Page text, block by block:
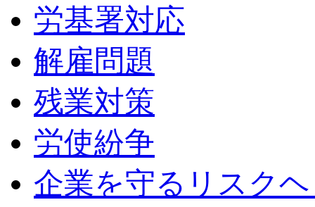
労基署対応
解雇問題
残業対策
労使紛争
企業を守るリスク